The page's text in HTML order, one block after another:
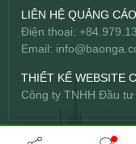
LIÊN HỆ QUẢNG
Điện thoại:
Email:
THIẾT KẾ WEBSITE
Công ty TNHH Đầu tư